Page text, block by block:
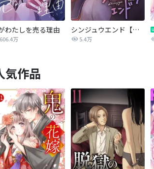
わたしを売る理由
606.4万
シンジュウエンド【タテヨミ】
5.4万
気作品